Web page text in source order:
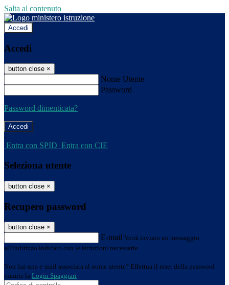
Salta al contenuto
Accedi
Accedi
button close ×
Nome Utente
Password
Password dimenticata?
-
Entra con SPID Entra con CIE
Seleziona utente
button close ×
Recupero password
button close ×
E-mail Verrà inviato un messaggio
all'indirizzo indicato con le istruzioni necessarie.
Non hai una e-mail associata al nome utente? Effettua il reset della password
tramite la Login Spaggiari